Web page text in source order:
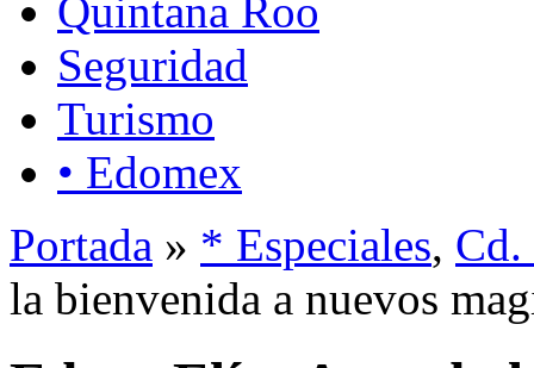
Quintana Roo
Seguridad
Turismo
• Edomex
Portada » * Especiales,
la bienvenida a nuevos